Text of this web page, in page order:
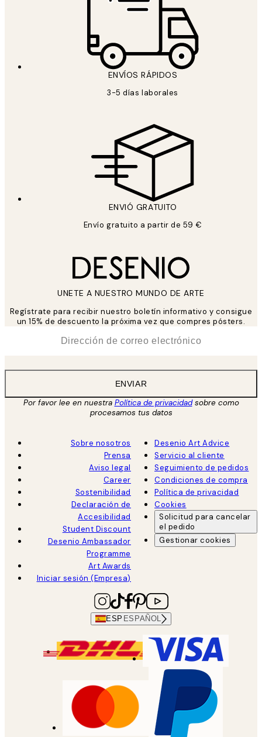
ENVÍOS RÁPIDOS
3-5 días laborales
ENVIÓ GRATUITO
Envío gratuito a partir de 59 €
UNETE A NUESTRO MUNDO DE ARTE
Regístrate para recibir nuestro boletín informativo y consigue
un 15% de descuento la próxima vez que compres pósters.
ENVIAR
Por favor lee en nuestra Política de privacidadsobre como
procesamos tus datos
Sobre nosotros
Prensa
Aviso legal
Career
Sostenibilidad
Declaración de
Accesibilidad
Student Discount
Desenio Ambassador
Programme
Art Awards
Iniciar sesión (Empresa)
Desenio Art Advice
Servicio al cliente
Seguimiento de pedidos
Condiciones de compra
Política de privacidad
Cookies
Solicitud para cancelar
el pedido
Gestionar cookies
ESP ESPAÑOL